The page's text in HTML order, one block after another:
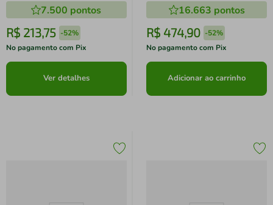
7.500 pontos
R$ 213,75 -52%
No pagamento com Pix
Ver detalhes
16.663 pontos
R$ 474,90 -52%
No pagamento com Pix
Adicionar ao carrinho